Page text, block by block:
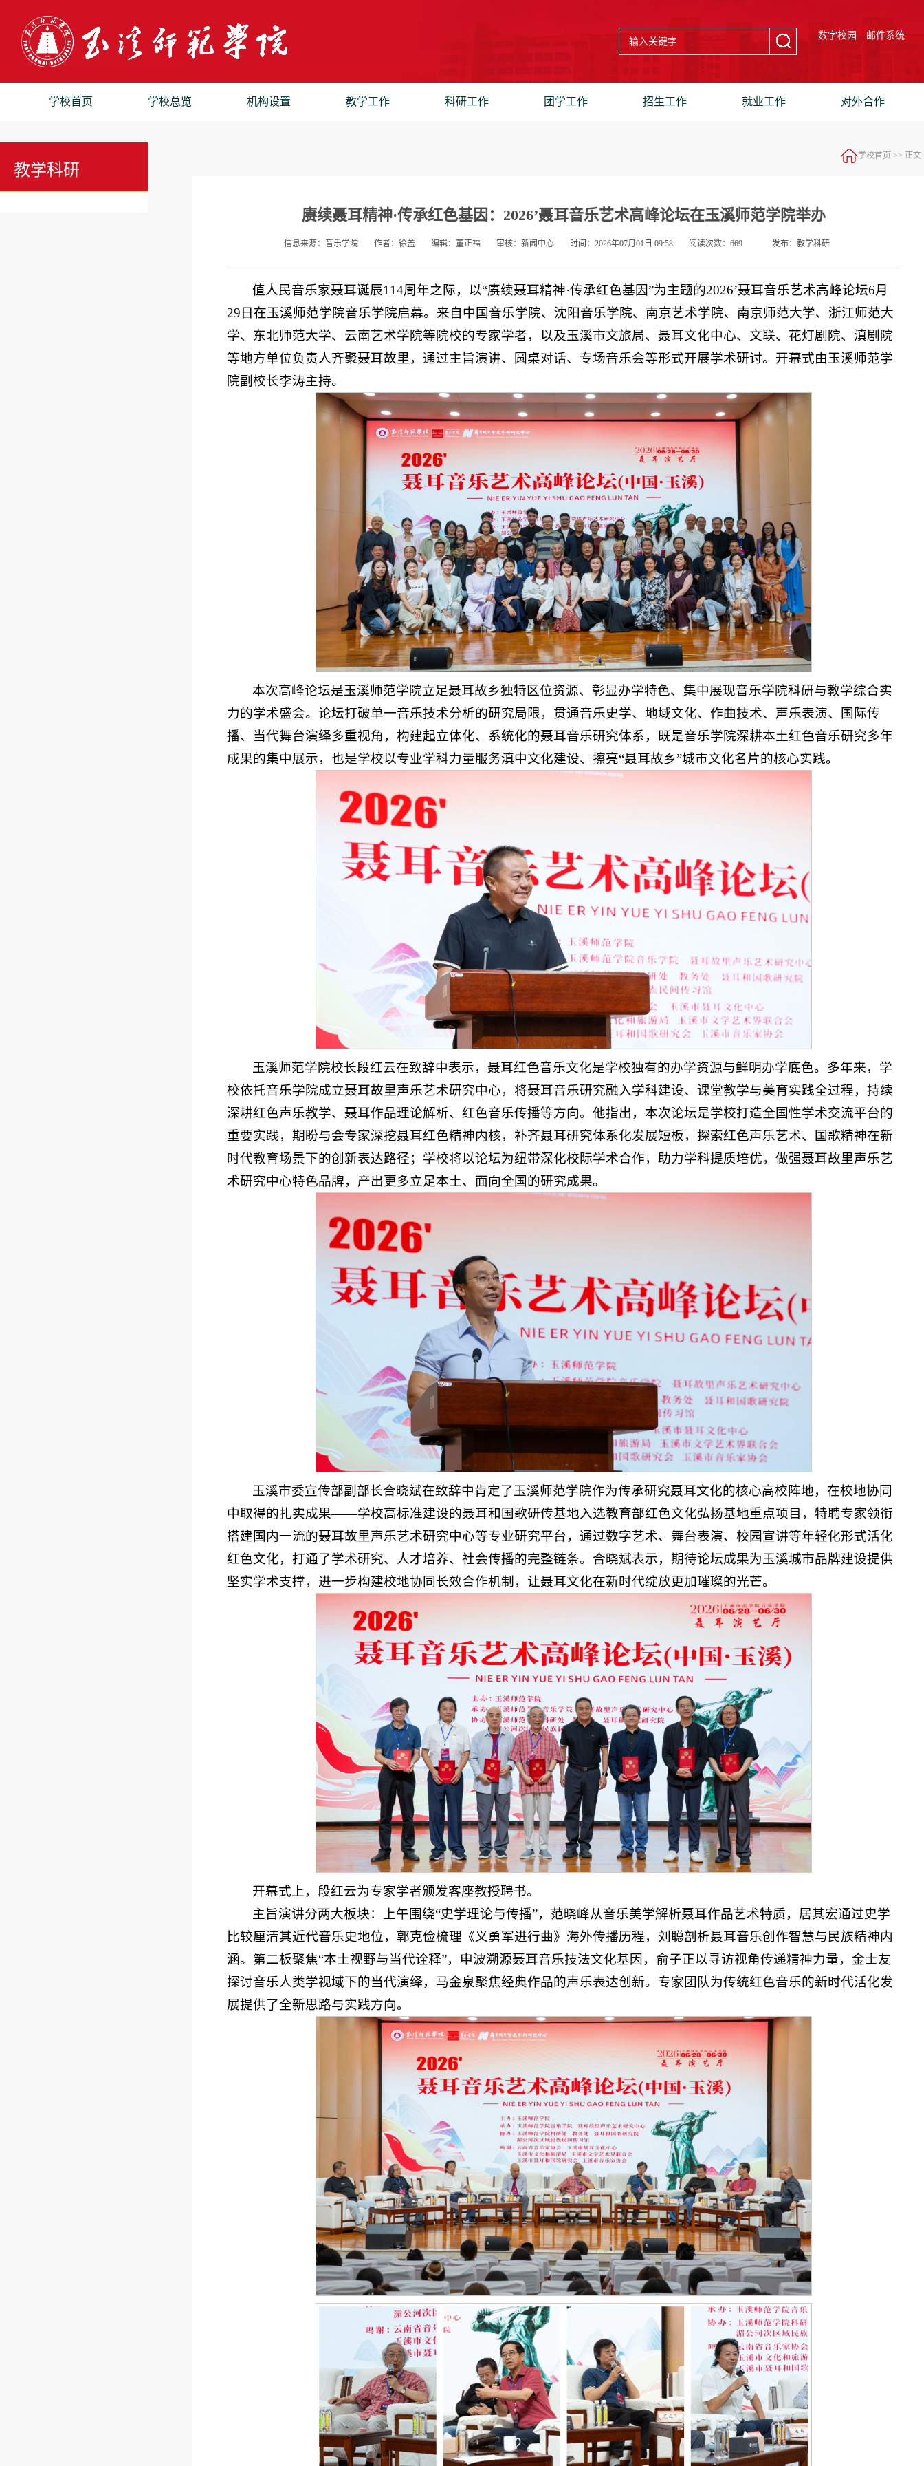
数字校园 邮件系统
学校首页 学校总览 机构设置 教学工作 科研工作 团学工作 招生工作 就业工作 对外合作
教学科研
学校首页 >> 正文
赓续聂耳精神·传承红色基因：2026’聂耳音乐艺术高峰论坛在玉溪师范学院举办
信息来源：音乐学院 作者：徐盖 编辑：董正福 审核：新闻中心 时间：2026年07月01日 09:58 阅读次数： 669 发布：教学科研
值人民音乐家聂耳诞辰114周年之际，以“赓续聂耳精神·传承红色基因”为主题的2026’聂耳音乐艺术高峰论坛6月
29日在玉溪师范学院音乐学院启幕。来自中国音乐学院、沈阳音乐学院、南京艺术学院、南京师范大学、浙江师范大
学、东北师范大学、云南艺术学院等院校的专家学者，以及玉溪市文旅局、聂耳文化中心、文联、花灯剧院、滇剧院
等地方单位负责人齐聚聂耳故里，通过主旨演讲、圆桌对话、专场音乐会等形式开展学术研讨。开幕式由玉溪师范学
院副校长李涛主持。
本次高峰论坛是玉溪师范学院立足聂耳故乡独特区位资源、彰显办学特色、集中展现音乐学院科研与教学综合实
力的学术盛会。论坛打破单一音乐技术分析的研究局限，贯通音乐史学、地域文化、作曲技术、声乐表演、国际传
播、当代舞台演绎多重视角，构建起立体化、系统化的聂耳音乐研究体系，既是音乐学院深耕本土红色音乐研究多年
成果的集中展示，也是学校以专业学科力量服务滇中文化建设、擦亮“聂耳故乡”城市文化名片的核心实践。
玉溪师范学院校长段红云在致辞中表示，聂耳红色音乐文化是学校独有的办学资源与鲜明办学底色。多年来，学
校依托音乐学院成立聂耳故里声乐艺术研究中心，将聂耳音乐研究融入学科建设、课堂教学与美育实践全过程，持续
深耕红色声乐教学、聂耳作品理论解析、红色音乐传播等方向。他指出，本次论坛是学校打造全国性学术交流平台的
重要实践，期盼与会专家深挖聂耳红色精神内核，补齐聂耳研究体系化发展短板，探索红色声乐艺术、国歌精神在新
时代教育场景下的创新表达路径；学校将以论坛为纽带深化校际学术合作，助力学科提质培优，做强聂耳故里声乐艺
术研究中心特色品牌，产出更多立足本土、面向全国的研究成果。
玉溪市委宣传部副部长合晓斌在致辞中肯定了玉溪师范学院作为传承研究聂耳文化的核心高校阵地，在校地协同
中取得的扎实成果——学校高标准建设的聂耳和国歌研传基地入选教育部红色文化弘扬基地重点项目，特聘专家领衔
搭建国内一流的聂耳故里声乐艺术研究中心等专业研究平台，通过数字艺术、舞台表演、校园宣讲等年轻化形式活化
红色文化，打通了学术研究、人才培养、社会传播的完整链条。合晓斌表示，期待论坛成果为玉溪城市品牌建设提供
坚实学术支撑，进一步构建校地协同长效合作机制，让聂耳文化在新时代绽放更加璀璨的光芒。
开幕式上，段红云为专家学者颁发客座教授聘书。
主旨演讲分两大板块：上午围绕“史学理论与传播”，范晓峰从音乐美学解析聂耳作品艺术特质，居其宏通过史学
比较厘清其近代音乐史地位，郭克俭梳理《义勇军进行曲》海外传播历程，刘聪剖析聂耳音乐创作智慧与民族精神内
涵。第二板聚焦“本土视野与当代诠释”，申波溯源聂耳音乐技法文化基因，俞子正以寻访视角传递精神力量，金士友
探讨音乐人类学视域下的当代演绎，马金泉聚焦经典作品的声乐表达创新。专家团队为传统红色音乐的新时代活化发
展提供了全新思路与实践方向。